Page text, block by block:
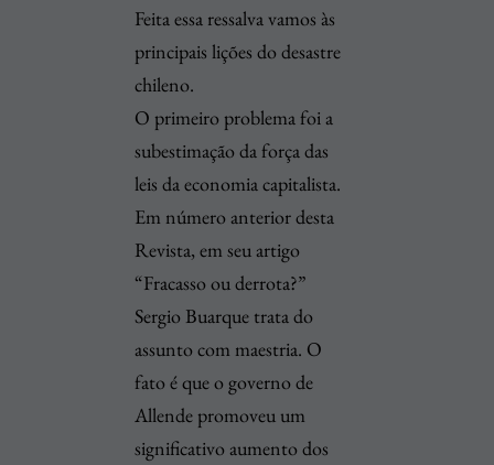
Feita essa ressalva vamos às
principais lições do desastre
chileno.
O primeiro problema foi a
subestimação da força das
leis da economia capitalista.
Em número anterior desta
Revista, em seu artigo
“Fracasso ou derrota?”
Sergio Buarque trata do
assunto com maestria. O
fato é que o governo de
Allende promoveu um
significativo aumento dos